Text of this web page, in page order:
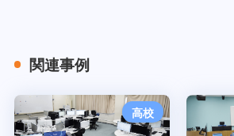
関連事例
高校